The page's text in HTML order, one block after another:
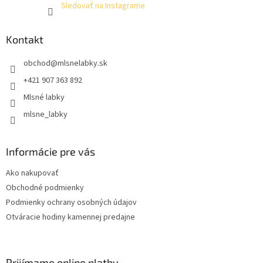
Sledovať na Instagrame
Kontakt
obchod@mlsnelabky.sk
+421 907 363 892
Mlsné labky
mlsne_labky
Informácie pre vás
Ako nakupovať
Obchodné podmienky
Podmienky ochrany osobných údajov
Otváracie hodiny kamennej predajne